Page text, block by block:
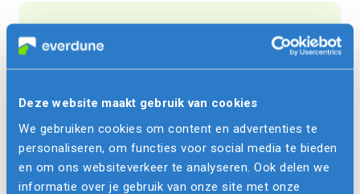
Deze website maakt gebruik van cookies
We gebruiken cookies om content en advertenties te
personaliseren, om functies voor social media te bieden
en om ons websiteverkeer te analyseren. Ook delen we
informatie over je gebruik van onze site met onze
Verlichting makkelijker
beheren via Bluetooth
leven van installateurs van lantaarnpalen een stuk
makkelijker maakt. Met efficiënter werken en een
optimale kostenbesparing als resultaat.